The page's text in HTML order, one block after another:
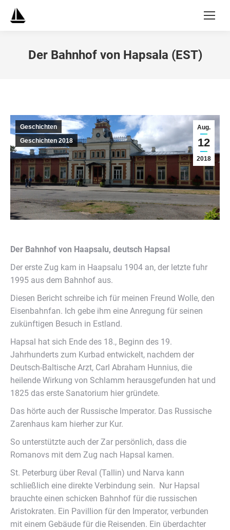
Der Bahnhof von Hapsala (EST)
Aug.
12
2018
Geschichten
Geschichten 2018
Der Bahnhof von Haapsalu, deutsch Hapsal
Der erste Zug kam in Haapsalu 1904 an, der letzte fuhr
1995 aus dem Bahnhof aus.
Diesen Bericht schreibe ich für meinen Freund Wolle, den
Eisenbahnfan. Ich gebe ihm eine Anregung für seinen
zukünftigen Besuch in Estland.
Hapsal hat sich Ende des 18., Beginn des 19.
Jahrhunderts zum Kurbad entwickelt, nachdem der
Deutsch-Baltische Arzt, Carl Abraham Hunnius, die
heilende Wirkung von Schlamm herausgefunden hat und
1825 das erste Sanatorium hier gründete.
Das hörte auch der Russische Imperator. Das Russische
Zarenhaus kam hierher zur Kur.
So unterstützte auch der Zar persönlich, dass die
Romanovs mit dem Zug nach Hapsal kamen.
St. Peterburg über Reval (Tallin) und Narva kann
schließlich eine direkte Verbindung sein. Nur Hapsal
brauchte einen schicken Bahnhof für die russischen
Aristokraten. Ein Pavillion für den Imperator, verbunden
mit einem Gebäude für die Reisenden. Ein überdachter